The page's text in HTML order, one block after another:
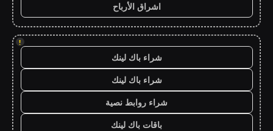
اشراق الأرباح
!
شراء باك لينك
شراء باك لينك
شراء روابط نصية
باقات باك لينك